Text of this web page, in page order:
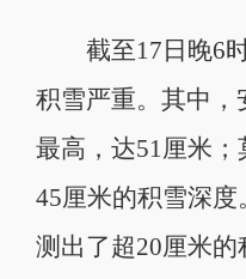
截至17日晚6时
积雪严重。其中，
最高，达51厘米
45厘米的积雪深
测出了超20厘米的